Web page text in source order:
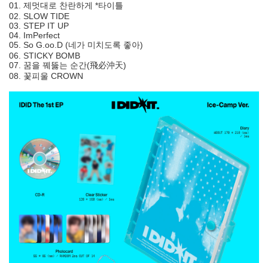
01. 제멋대로 찬란하게 *타이틀
02. SLOW TIDE
03. STEP IT UP
04. ImPerfect
05. So G.oo.D (네가 미치도록 좋아)
06. STICKY BOMB
07. 꿈을 꿰뚫는 순간(飛必沖天)
08. 꽃피울 CROWN